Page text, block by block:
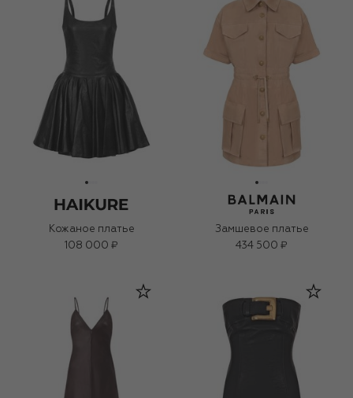
Кожаное платье
108 000 ₽
Замшевое платье
434 500 ₽